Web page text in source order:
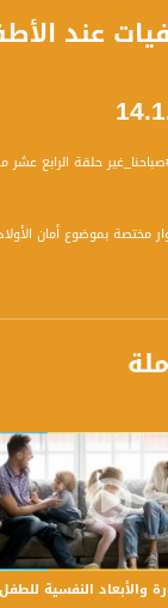
عند
الرابع عشر من كانون الثاني لعام
مختصة بموضوع أمان
ام عدم توفر الأمان
بالسيارة - كم حالة
يومياً عدا السبت في تمام الساعة 9:00
صوت فلسطينيي الداخل -
النفسية للطفل